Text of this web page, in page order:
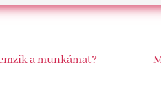
a munkámat?